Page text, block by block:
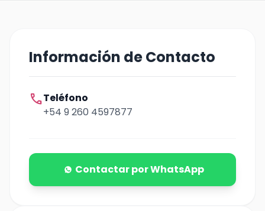
Información de Contacto
callTeléfono
+54 9 260 4597877
Contactar por WhatsApp